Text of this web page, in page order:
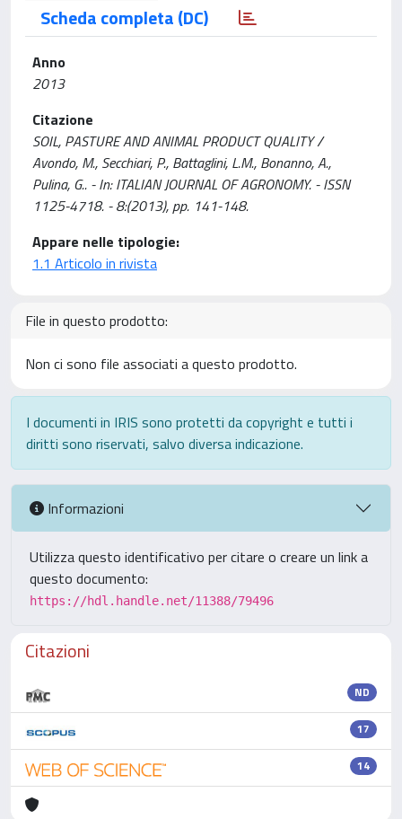
Scheda completa (DC)
Anno
2013
Citazione
SOIL, PASTURE AND ANIMAL PRODUCT QUALITY /
Avondo, M., Secchiari, P., Battaglini, L.M., Bonanno, A.,
Pulina, G.. - In: ITALIAN JOURNAL OF AGRONOMY. - ISSN
1125-4718. - 8:(2013), pp. 141-148.
Appare nelle tipologie:
1.1 Articolo in rivista
File in questo prodotto:
Non ci sono file associati a questo prodotto.
I documenti in IRIS sono protetti da copyright e tutti i
diritti sono riservati, salvo diversa indicazione.
Informazioni
Utilizza questo identificativo per citare o creare un link a
questo documento:
https://hdl.handle.net/11388/79496
Citazioni
ND
17
14